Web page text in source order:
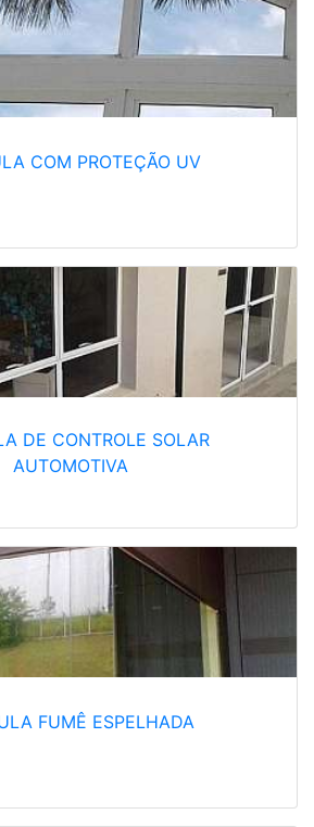
COM PROTEÇÃO UV
DE CONTROLE SOLAR
AUTOMOTIVA
FUMÊ ESPELHADA